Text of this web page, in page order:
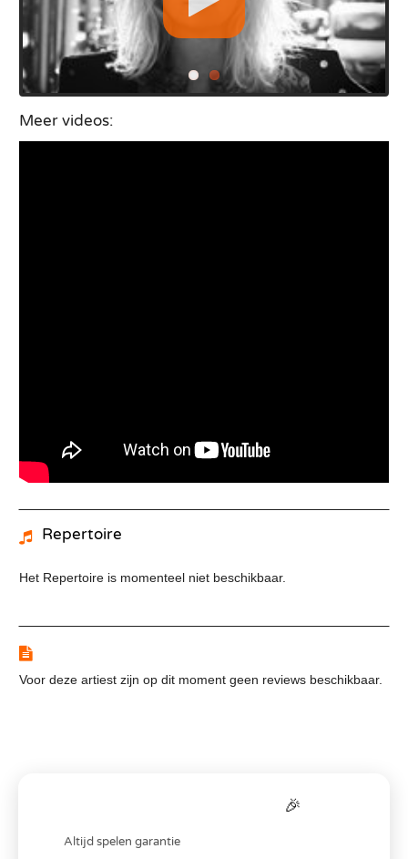
Meer videos:
Repertoire
Het Repertoire is momenteel niet beschikbaar.
Voor deze artiest zijn op dit moment geen reviews beschikbaar.
🎉
Altijd spelen garantie